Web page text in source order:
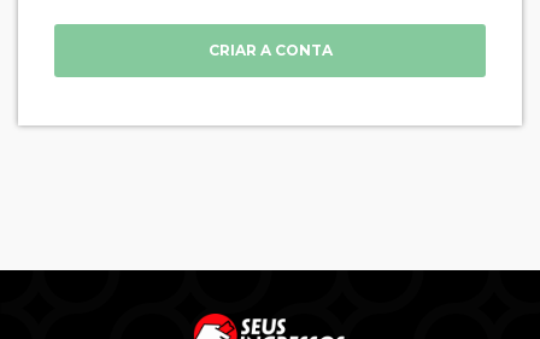
CRIAR A CONTA